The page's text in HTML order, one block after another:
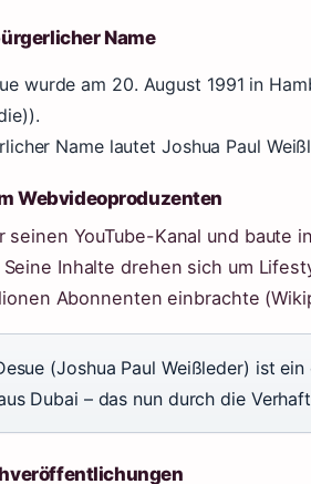
Name
wurde am 20. August 1991 in
Name lautet Joshua Paul
Webvideoproduzenten
seinen YouTube-Kanal und baute
Seine Inhalte drehen sich um
Abonnenten einbrachte
(Joshua Paul Weißleder) ist
Dubai – das nun durch die